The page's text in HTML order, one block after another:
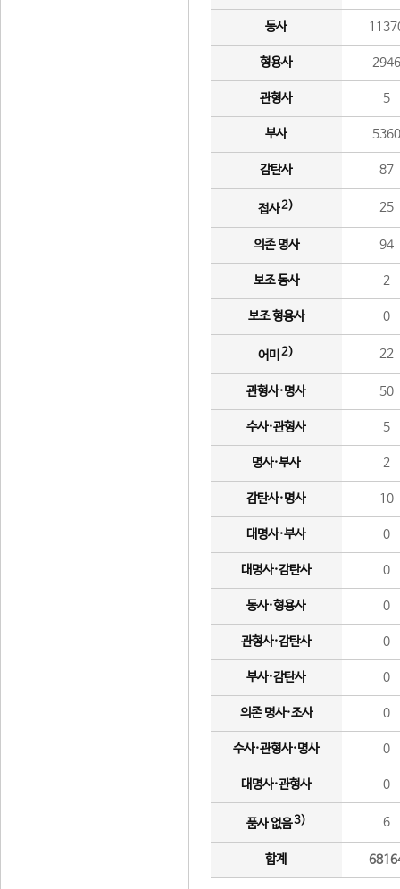
동사
형용사 2946
관형사 5
부사 5360
감탄사 87
접사2) 25
의존 명사 94
보조 동사 2
보조 형용사 0
어미 2) 22
관형사·명사 50
수사·관형사 5
명사·부사 2
감탄사·명사 10
대명사·부사 0
대명사·감탄사 0
동사·형용사 0
관형사·감탄사 0
부사·감탄사 0
의존 명사·조사 0
수사·관형사·명사 0
대명사·관형사 0
품사 없음3) 6
합계